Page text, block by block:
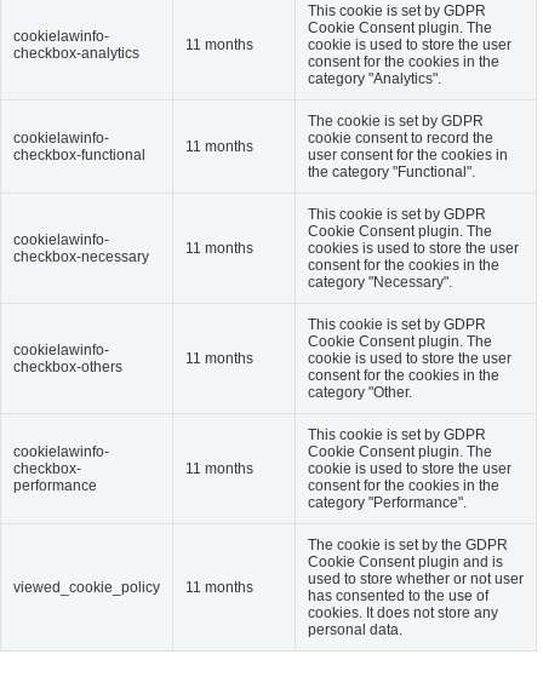
cookielawinfo-
checkbox-analytics
11 months
This cookie is set by GDPR
Cookie Consent plugin. The
cookie is used to store the user
consent for the cookies in the
category "Analytics".
cookielawinfo-
checkbox-functional
11 months
The cookie is set by GDPR
cookie consent to record the
user consent for the cookies in
the category "Functional".
cookielawinfo-
checkbox-necessary
11 months
This cookie is set by GDPR
Cookie Consent plugin. The
cookies is used to store the user
consent for the cookies in the
category "Necessary".
cookielawinfo-
checkbox-others
11 months
This cookie is set by GDPR
Cookie Consent plugin. The
cookie is used to store the user
consent for the cookies in the
category "Other.
cookielawinfo-
checkbox-
performance
11 months
This cookie is set by GDPR
Cookie Consent plugin. The
cookie is used to store the user
consent for the cookies in the
category "Performance".
viewed_cookie_policy 11 months
The cookie is set by the GDPR
Cookie Consent plugin and is
used to store whether or not user
has consented to the use of
cookies. It does not store any
personal data.